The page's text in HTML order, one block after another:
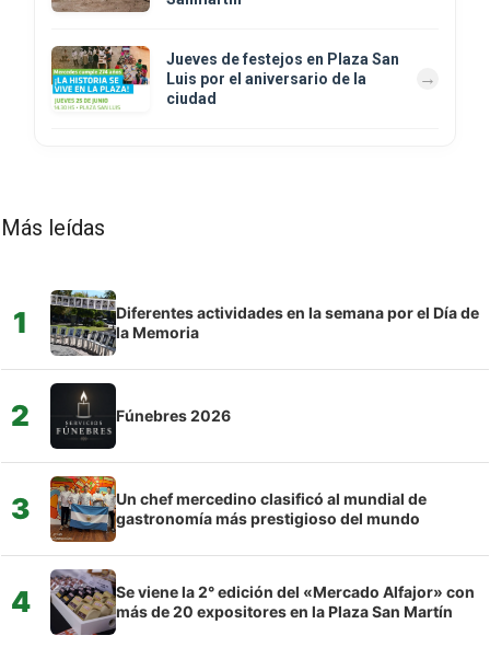
Jueves de festejos en Plaza San
Luis por el aniversario de la
ciudad
Más leídas
1
Diferentes actividades en la semana por el Día de
la Memoria
2 Fúnebres 2026
3
Un chef mercedino clasificó al mundial de
gastronomía más prestigioso del mundo
4
Se viene la 2° edición del «Mercado Alfajor» con
más de 20 expositores en la Plaza San Martín